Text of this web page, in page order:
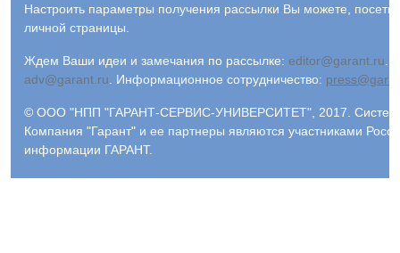
Настроить параметры получения рассылки Вы можете,
личной страницы.
Ждем Ваши идеи и замечания по рассылке: editor@garant.ru
adv@garant.ru
Информационное сотрудничество:
© ООО "НПП "ГАРАНТ-СЕРВИС-УНИВЕРСИТЕТ", 2017. Система
Компания "Гарант" и ее партнеры являются участниками
информации ГАРАНТ.